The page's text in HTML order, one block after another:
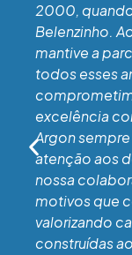
2000,
Belenzinho.
mantive a
todos esses
excelência
Argon
atenção aos
nossa
motivos que
valorizando
construídas